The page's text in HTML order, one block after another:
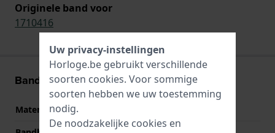
Originele band voor
1710416
Band informatie
Materiaal Band
Uw privacy-instellingen
Horloge.be gebruikt verschillende
soorten cookies. Voor sommige
soorten hebben we uw toestemming
nodig.
De noodzakelijke cookies en